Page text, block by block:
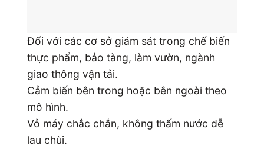
Đối với các cơ sở giám sát trong chế biến
thực phẩm, bảo tàng, làm vườn, ngành
giao thông vận tải.
Cảm biến bên trong hoặc bên ngoài theo
mô hình.
Vỏ máy chắc chắn, không thấm nước dễ
lau chùi.